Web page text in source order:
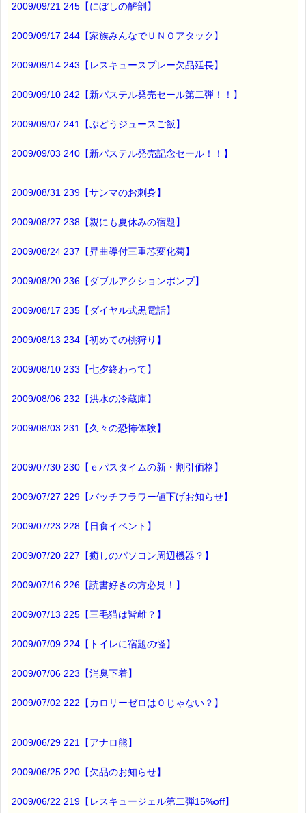
▼過去のオススメ情報
https://pass-thyme.com/shopping/1oshi.asp
━━━━☆
プランターに植えた稲ですが、
今のところ
元気に育っています。
と言っていた息子は
ほとんど世話をしなくなりました (-_-)
お客様からのご投稿もお待ちしています。
*****@pass-thyme.com
━━━━━━━━☆
ｅクーポン：****-******
───────────────────────────────
バッチフラワーレメディ・レスキュークリーム１本当毎に
割引き金額は、買い物カゴで内容確認する際に決定します。
※バッチフラワー関連商品・関連書籍、セット商品は対象外で
※1度のご購入につき1枚しかご利用いただけません。
詳しくは下記サイトをご覧ください。
→https://pass-thyme.com/info/#coupon
∞∞∞∞∞∞∞∞∞∞∞∞∞∞∞∞∞∞∞∞∞∞∞∞∞∞∞∞∞∞∞∞∞
応募など）していただいたお客様だけにお届けする限定配信メー
割引クーポン券のプレゼントや、耳より情報をいち早くお届け致
∞∞∞∞∞∞∞∞∞∞∞∞∞∞∞∞∞∞∞∞∞∞∞∞∞∞∞∞∞∞∞∞∞
→https://pass-thyme.com/special/mailmaga.asp
バッチフラワー レメディに出会えて良かった！！
2009/09/21 245【にぼしの解剖】
2009/09/17 244【家族みんなでＵＮＯアタック】
2009/09/14 243【レスキュースプレー欠品延長】
2009/09/10 242【新パステル発売セール第二弾！！】
2009/09/07 241【ぶどうジュースご飯】
2009/09/03 240【新パステル発売記念セール！！】
2009/08/31 239【サンマのお刺身】
2009/08/27 238【親にも夏休みの宿題】
2009/08/24 237【昇曲導付三重芯変化菊】
2009/08/20 236【ダブルアクションポンプ】
2009/08/17 235【ダイヤル式黒電話】
2009/08/13 234【初めての桃狩り】
2009/08/10 233【七夕終わって】
2009/08/06 232【洪水の冷蔵庫】
2009/08/03 231【久々の恐怖体験】
2009/07/30 230【ｅパスタイムの新・割引価格】
2009/07/27 229【バッチフラワー値下げお知らせ】
2009/07/23 228【日食イベント】
2009/07/20 227【癒しのパソコン周辺機器？】
2009/07/16 226【読書好きの方必見！】
2009/07/13 225【三毛猫は皆雌？】
2009/07/09 224【トイレに宿題の怪】
2009/07/06 223【消臭下着】
2009/07/02 222【カロリーゼロは０じゃない？】
2009/06/29 221【アナロ熊】
2009/06/25 220【欠品のお知らせ】
2009/06/22 219【レスキュージェル第二弾15%off】